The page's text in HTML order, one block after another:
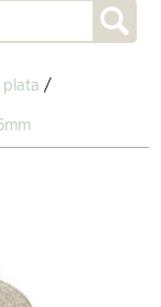
plata /